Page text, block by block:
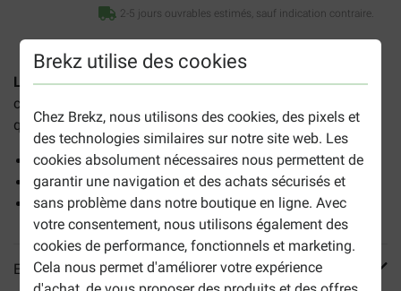
Brekz utilise des cookies
Chez Brekz, nous utilisons des cookies, des pixels et
des technologies similaires sur notre site web. Les
cookies absolument nécessaires nous permettent de
garantir une navigation et des achats sécurisés et
sans problème dans notre boutique en ligne. Avec
votre consentement, nous utilisons également des
cookies de performance, fonctionnels et marketing.
Cela nous permet d'améliorer votre expérience
2-5 jours ouvrables estimés, sauf indication contraire.
Laisse Flexi New Classic S Cord 8 mètresest une laisse-
cordon solide et flexible avec une -enrouleur en plastique,
qui convient aux chiens pesant jusqu'à 12 kg.
Laisse-cordon flexible de 8 m
Convient aux chiens jusqu'à 12 kg
Système de freinage pratique et confortable
En savoir plus